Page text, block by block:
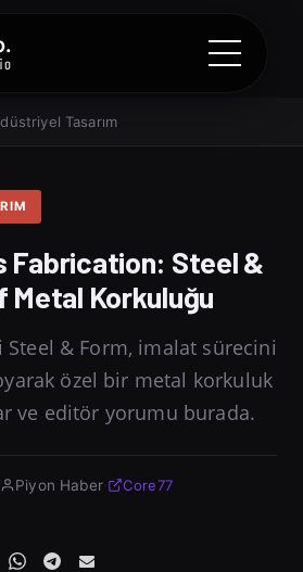
Tasarım
Fabrication: Steel &
Metal Korkuluğu
& Form, imalat sürecini
özel bir metal korkuluk
ve editör yorumu burada.
Piyon Haber· Core77